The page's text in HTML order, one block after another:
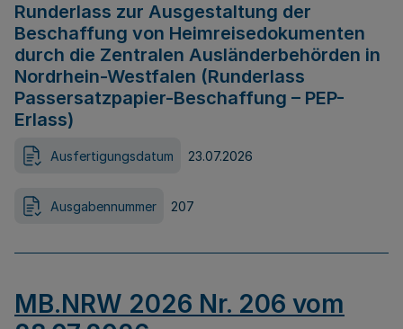
Runderlass zur Ausgestaltung der
Beschaffung von Heimreisedokumenten
durch die Zentralen Ausländerbehörden in
Nordrhein-Westfalen (Runderlass
Passersatzpapier-Beschaffung – PEP-
Erlass)
Ausfertigungsdatum 23.07.2026
Ausgabennummer 207
MB.NRW 2026 Nr. 206 vom